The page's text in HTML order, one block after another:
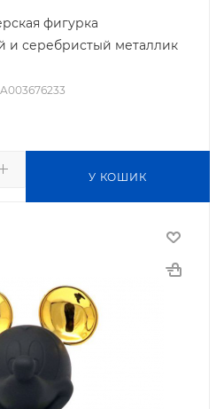
фигурка
и серебристый металлик
У КОШИК